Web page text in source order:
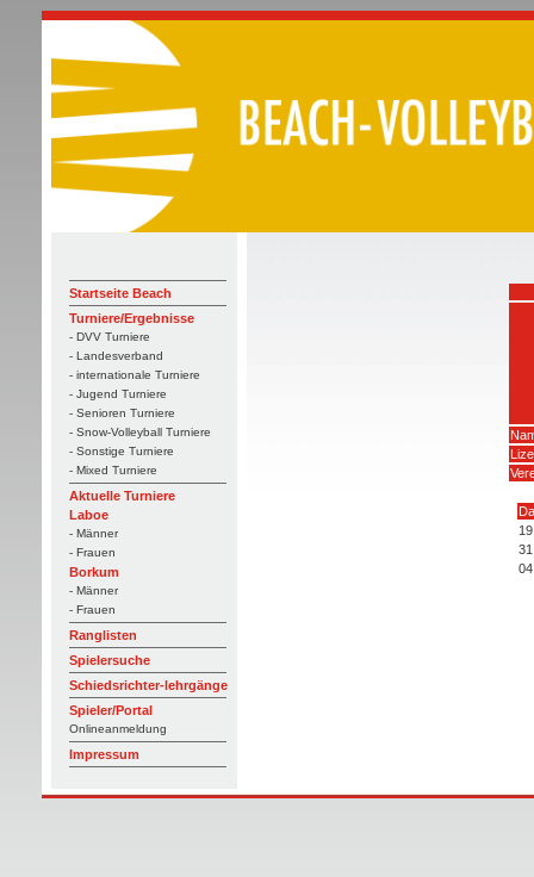
Startseite Beach
Turniere/Ergebnisse
- DVV Turniere
- Landesverband
- internationale Turniere
- Jugend Turniere
- Senioren Turniere
- Snow-Volleyball Turniere
- Sonstige Turniere
- Mixed Turniere
Aktuelle Turniere
Laboe
- Männer
- Frauen
Borkum
- Männer
- Frauen
Ranglisten
Spielersuche
Schiedsrichter-lehrgänge
Spieler/Portal
Onlineanmeldung
Impressum